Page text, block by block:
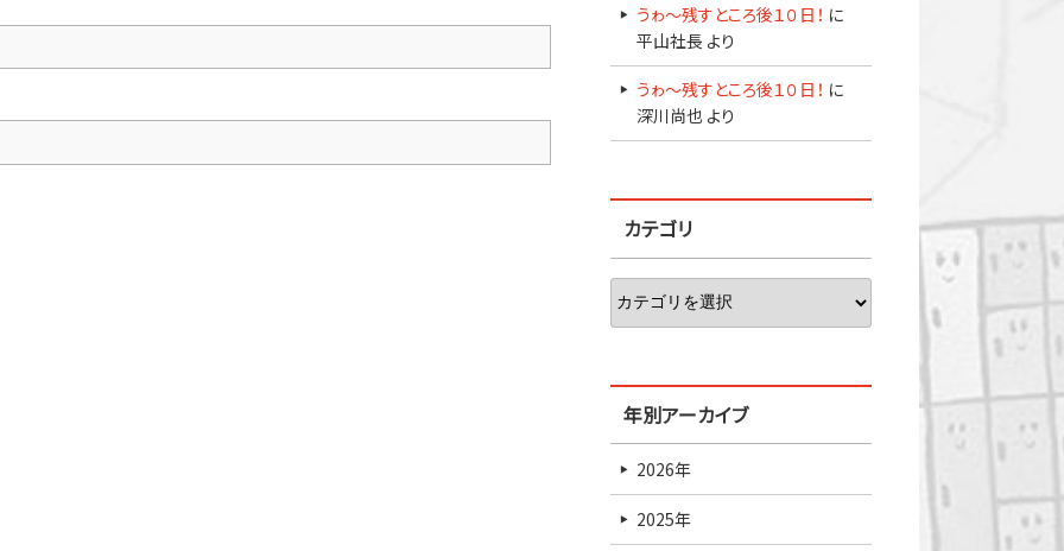
うゎ～残すところ後１０日！ に
平山社長 より
うゎ～残すところ後１０日！ に
深川尚也 より
カテゴリ
年別アーカイブ
2026年
2025年